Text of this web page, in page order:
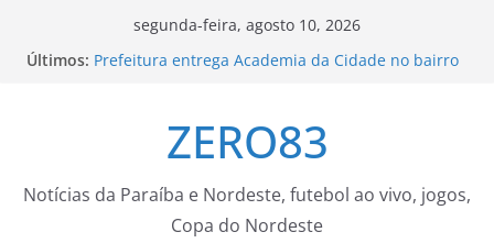
segunda-feira, agosto 10, 2026
Últimos: Prefeitura entrega Academia da Cidade no bairro
Memória é fundamental na literatura, diz escritor
Milton Hatoum
audiência pública do ‘Você Prefeito’ em
Mangabeira
Agosto Dourado reforça a importância da
ZERO83
Notícias da Paraíba e Nordeste, futebol ao vivo, jogos,
Copa do Nordeste